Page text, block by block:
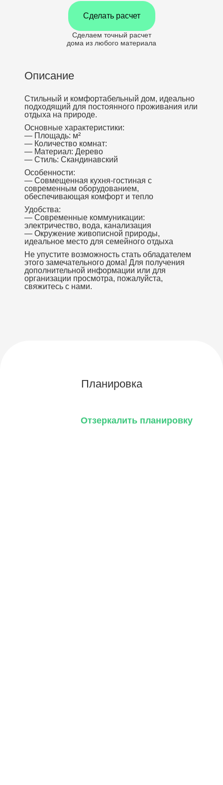
Сделать расчет
Сделаем точный расчет
дома из любого материала
Описание
Стильный и комфортабельный дом, идеально
подходящий для постоянного проживания или
отдыха на природе.
Основные характеристики:
— Площадь: м²
— Количество комнат:
— Материал: Дерево
— Стиль: Скандинавский
Особенности:
— Совмещенная кухня-гостиная с
современным оборудованием,
обеспечивающая комфорт и тепло
Удобства:
— Современные коммуникации:
электричество, вода, канализация
— Окружение живописной природы,
идеальное место для семейного отдыха
Не упустите возможность стать обладателем
этого замечательного дома! Для получения
дополнительной информации или для
организации просмотра, пожалуйста,
свяжитесь с нами.
Планировка
Отзеркалить планировку